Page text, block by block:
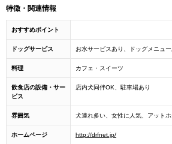
特徴・関連情報
おすすめポイント
ドッグサービス お水サービスあり、ドッグメニュ
料理 カフェ・スイーツ
飲食店の設備・サー
ビス
店内犬同伴OK、駐車場あり
雰囲気 犬連れ多い、女性に人気、アット
ホームページ http://drfnet.jp/